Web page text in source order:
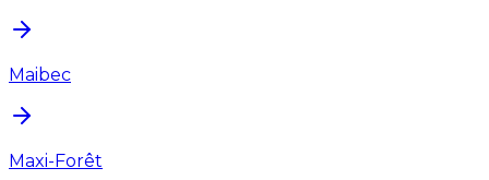
Maibec
Maxi-Forêt